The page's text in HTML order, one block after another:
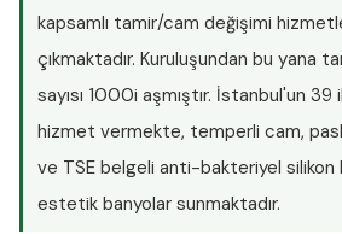
kapsamlı tamir/cam değişimi
çıkmaktadır. Kuruluşundan bu yana
sayısı 1000i aşmıştır. İstanbul'un 39
hizmet vermekte, temperli cam,
ve TSE belgeli anti-bakteriyel silikon
estetik banyolar sunmaktadır.